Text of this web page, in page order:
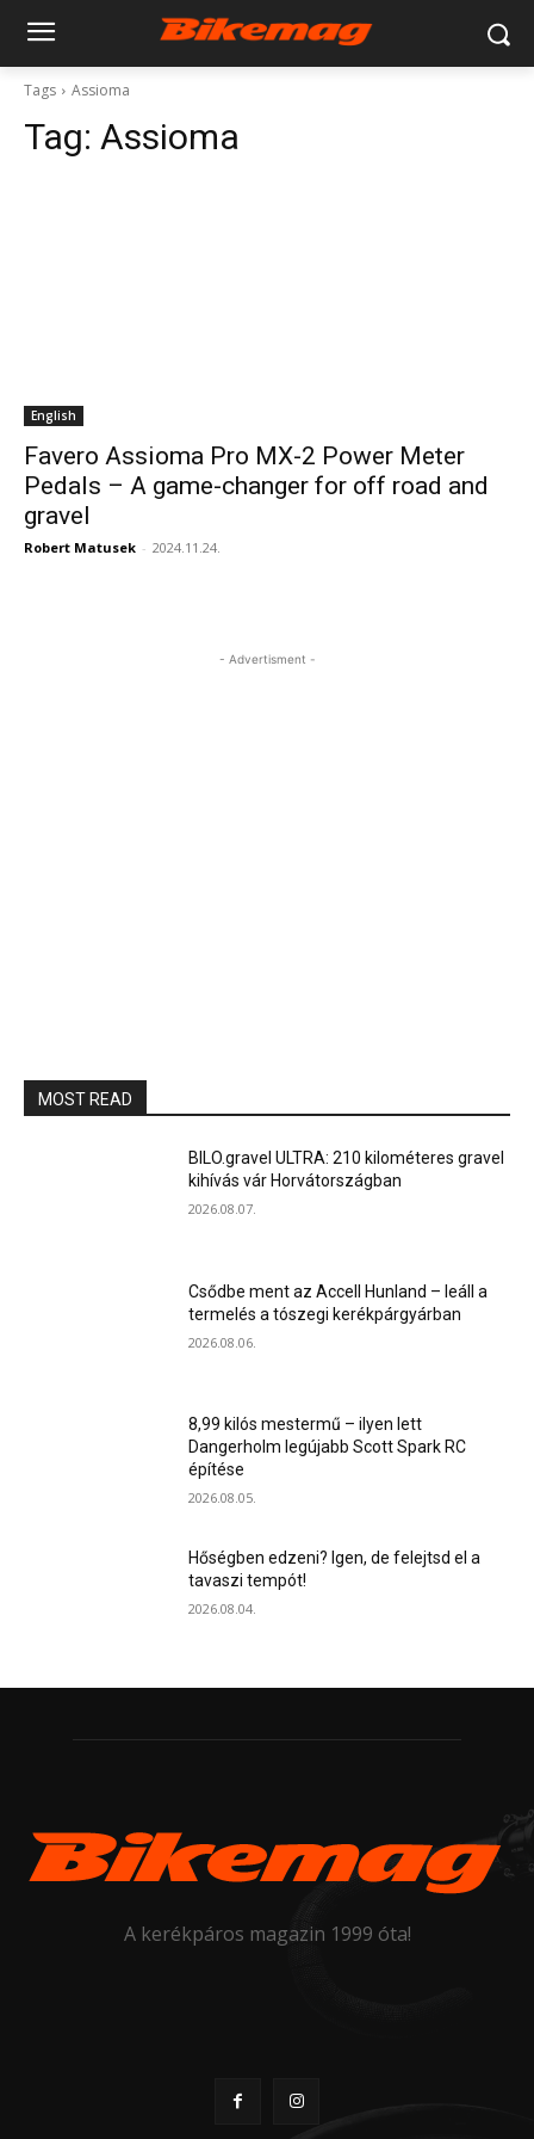
Tags Assioma
Tag: Assioma
English
Favero Assioma Pro MX-2 Power Meter
Pedals – A game-changer for off road and
gravel
Robert Matusek - 2024.11.24.
- Advertisment -
MOST READ
BILO.gravel ULTRA: 210 kilométeres gravel
kihívás vár Horvátországban
2026.08.07.
Csődbe ment az Accell Hunland – leáll a
termelés a tószegi kerékpárgyárban
2026.08.06.
8,99 kilós mestermű – ilyen lett
Dangerholm legújabb Scott Spark RC
építése
2026.08.05.
Hőségben edzeni? Igen, de felejtsd el a
tavaszi tempót!
2026.08.04.
A kerékpáros magazin 1999 óta!